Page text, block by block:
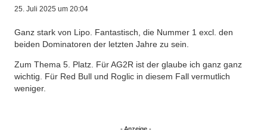
25. Juli 2025 um 20:04
Ganz stark von Lipo. Fantastisch, die Nummer 1 excl. den
beiden Dominatoren der letzten Jahre zu sein.
Zum Thema 5. Platz. Für AG2R ist der glaube ich ganz ganz
wichtig. Für Red Bull und Roglic in diesem Fall vermutlich
weniger.